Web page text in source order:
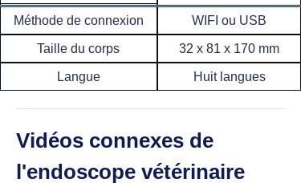
Méthode de connexion
Taille du corps
Langue
WIFI ou USB
32 x 81 x 170 mm
Huit langues
Vidéos connexes de
l'endoscope vétérinaire